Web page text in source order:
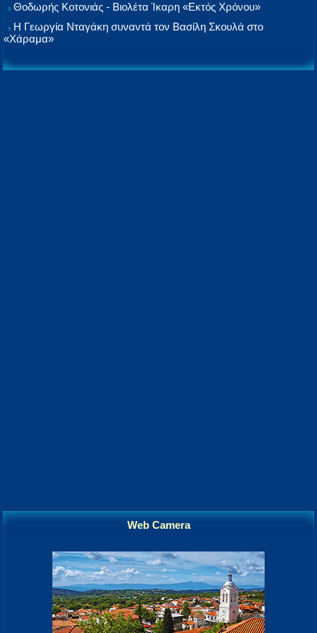
Θοδωρής Κοτονιάς - Βιολέτα Ίκαρη «Εκτός Χρόνου»
Η Γεωργία Νταγάκη συναντά τον Βασίλη Σκουλά στο
«Χάραμα»
Web Camera